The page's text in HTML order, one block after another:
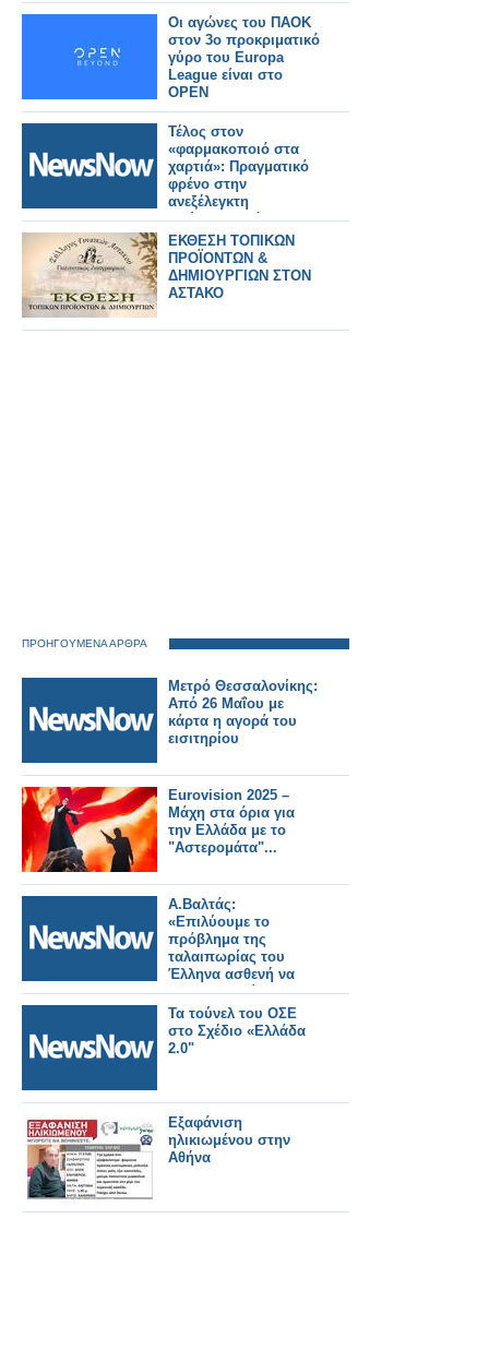
Οι αγώνες του ΠΑΟΚ
στον 3ο προκριματικό
γύρο του Europa
League είναι στο
OPEN
Τέλος στον
«φαρμακοποιό στα
χαρτιά»: Πραγματικό
φρένο στην
ανεξέλεγκτη
διεύρυνση βάζει ο
ΠΦΣ!
ΕΚΘΕΣΗ ΤΟΠΙΚΩΝ
ΠΡΟΪΟΝΤΩΝ &
ΔΗΜΙΟΥΡΓΙΩΝ ΣΤΟΝ
ΑΣΤΑΚΟ
ΠΡΟΗΓΟΥΜΕΝΑ ΑΡΘΡΑ
Μετρό Θεσσαλονίκης:
Από 26 Μαΐου με
κάρτα η αγορά του
εισιτηρίου
Eurovision 2025 –
Μάχη στα όρια για
την Ελλάδα με το
"Αστερομάτα"...
Α.Βαλτάς:
«Επιλύουμε το
πρόβλημα της
ταλαιπωρίας του
Έλληνα ασθενή να
προμηθευθεί τα ΦΥΚ,
με την διάθεσή τους
από τα φαρμακεία
μας – Διαφωνούμε με
Τα τούνελ του ΟΣΕ
στο Σχέδιο «Ελλάδα
2.0"
Εξαφάνιση
ηλικιωμένου στην
Αθήνα